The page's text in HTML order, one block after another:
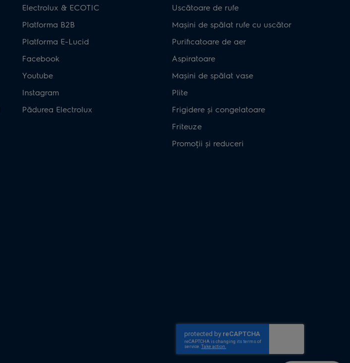
Electrolux & ECOTIC
Platforma B2B
Platforma E-Lucid
Facebook
Youtube
Instagram
Pădurea Electrolux
Uscătoare de rufe
Mașini de spălat rufe cu uscător
Purificatoare de aer
Aspiratoare
Mașini de spălat vase
Plite
Frigidere și congelatoare
Friteuze
Promoții și reduceri